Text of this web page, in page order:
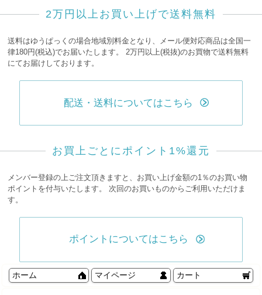
2万円以上お買い上げで送料無料
送料はゆうぱっくの場合地域別料金となり、メール便対応商品は全国一
律180円(税込)でお届いたします。 2万円以上(税抜)のお買物で送料無料
にてお届けしております。
配送・送料についてはこちら
お買上ごとにポイント1%還元
メンバー登録の上ご注文頂きますと、お買い上げ金額の1％のお買い物
ポイントを付与いたします。 次回のお買いものからご利用いただけま
す。
ポイントについてはこちら
ホーム マイページ カート